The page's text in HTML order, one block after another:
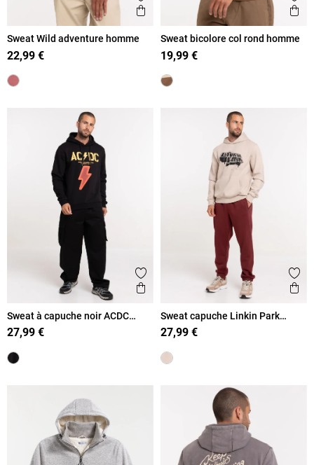
Ajouter aux favoris
Aperçu rapide
Sweat Wild adventure homme
22,99 €
Sweat bicolore col rond homme
19,99 €
Ajouter aux favoris
Aperçu rapide
Sweat à capuche noir ACDC
homme
27,99 €
Sweat capuche Linkin Park
homme
27,99 €